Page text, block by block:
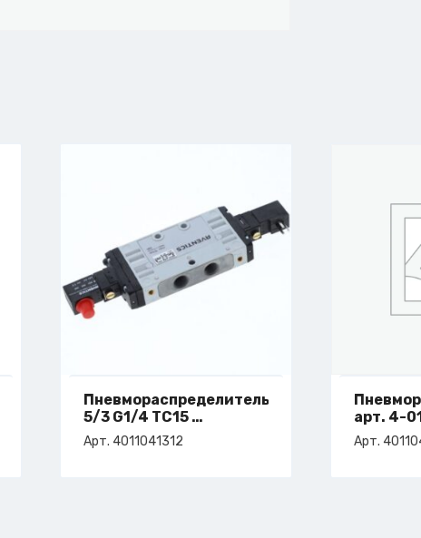
Пневмораспределитель
5/3 G1/4 TC15
арт. 4-011-04-1312
Арт. 4011041312
арт. 4-
Арт.